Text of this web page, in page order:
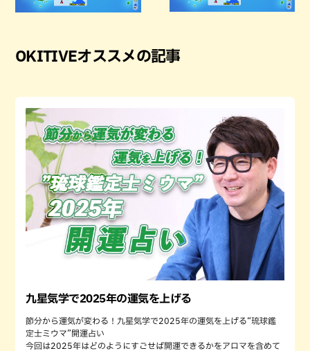
OKITIVEオススメの記事
九星気学で2025年の運気を上げる
節分から運気が変わる！九星気学で2025年の運気を上げる“琉球鑑
定士ミウマ”開運占い
今回は2025年はどのようにすごせば開運できるかをアロマを含めて